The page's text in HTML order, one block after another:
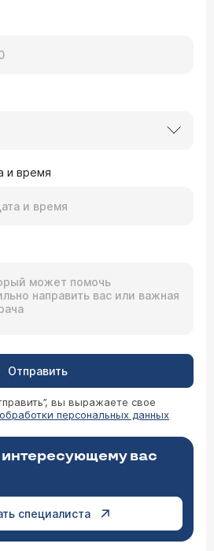
и время
Отправить
вы выражаете свое
персональных данных
вас
специалиста